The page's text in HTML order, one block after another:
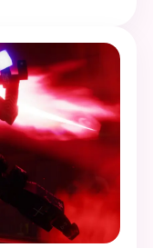
y nueva
que sin […]